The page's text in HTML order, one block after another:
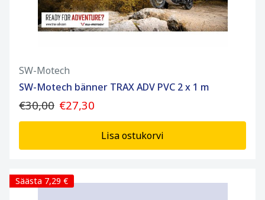
SW-Motech
SW-Motech bänner TRAX ADV PVC 2 x 1 m
€30,00 €27,30
Lisa ostukorvi
Säästa 7,29 €